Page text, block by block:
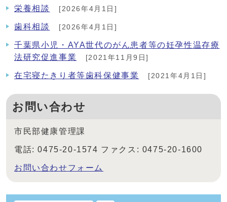
栄養相談 [2026年4月1日]
歯科相談 [2026年4月1日]
千葉県小児・AYA世代のがん患者等の妊孕性温存療
法研究促進事業
[2021年11月9日]
在宅寝たきり者等歯科保健事業 [2021年4月1日]
お問い合わせ
市民部健康管理課
電話: 0475-20-1574 ファクス: 0475-20-1600
お問い合わせフォーム